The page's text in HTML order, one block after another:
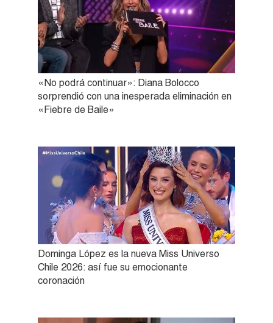
«No podrá continuar»: Diana Bolocco
sorprendió con una inesperada eliminación en
«Fiebre de Baile»
Dominga López es la nueva Miss Universo
Chile 2026: así fue su emocionante
coronación